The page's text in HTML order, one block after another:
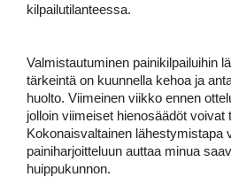
kilpailutilanteessa.
Valmistautuminen painikilpailuihin
tärkeintä on kuunnella kehoa ja
huolto. Viimeinen viikko ennen
jolloin viimeiset hienosäädöt voivat
Kokonaisvaltainen lähestymistapa
painiharjoitteluun auttaa minua
huippukunnon.